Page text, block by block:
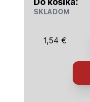
SKLADOM
1,54 €